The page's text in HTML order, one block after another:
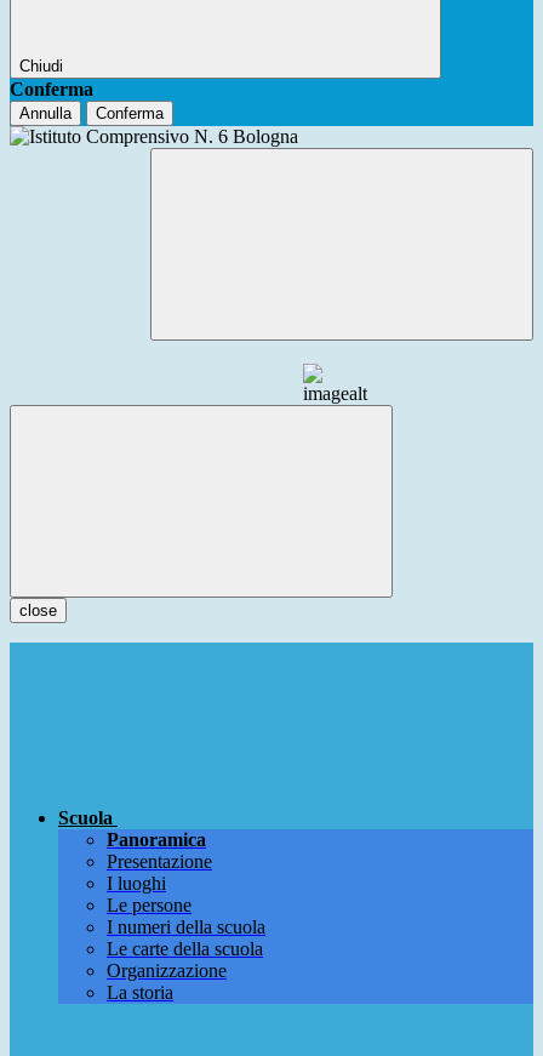
Chiudi
Conferma
Annulla Conferma
close
Scuola
Panoramica
Presentazione
I luoghi
Le persone
I numeri della scuola
Le carte della scuola
Organizzazione
La storia